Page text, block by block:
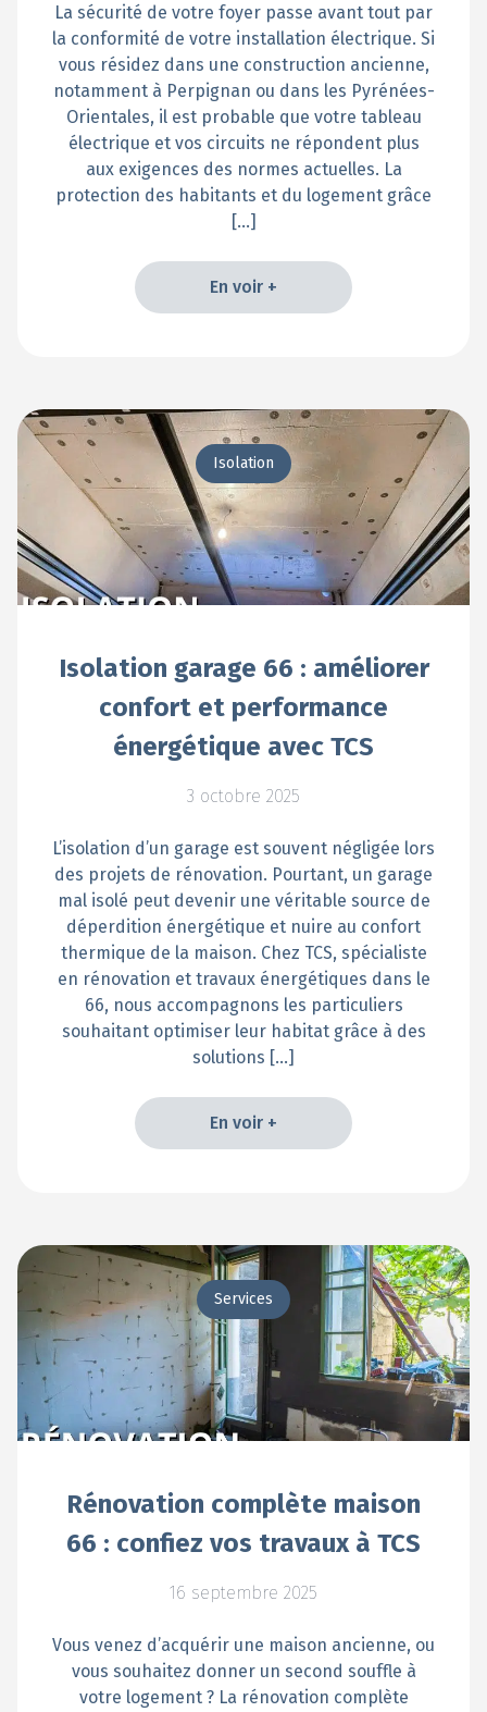
La sécurité de votre foyer passe avant tout par
la conformité de votre installation électrique. Si
vous résidez dans une construction ancienne,
notamment à Perpignan ou dans les Pyrénées-
Orientales, il est probable que votre tableau
électrique et vos circuits ne répondent plus
aux exigences des normes actuelles. La
protection des habitants et du logement grâce
[…]
En voir +
Isolation
Isolation garage 66 : améliorer
confort et performance
énergétique avec TCS
3 octobre 2025
L’isolation d’un garage est souvent négligée lors
des projets de rénovation. Pourtant, un garage
mal isolé peut devenir une véritable source de
déperdition énergétique et nuire au confort
thermique de la maison. Chez TCS, spécialiste
en rénovation et travaux énergétiques dans le
66, nous accompagnons les particuliers
souhaitant optimiser leur habitat grâce à des
solutions […]
En voir +
Services
Rénovation complète maison
66 : confiez vos travaux à TCS
16 septembre 2025
Vous venez d’acquérir une maison ancienne, ou
vous souhaitez donner un second souffle à
votre logement ? La rénovation complète